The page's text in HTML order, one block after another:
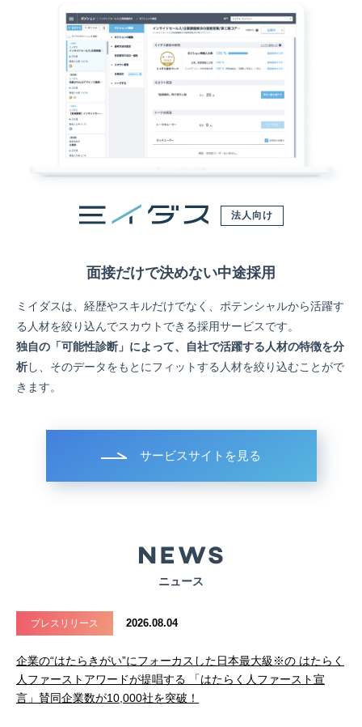
法人向け
面接だけで決めない中途採用
ミイダスは、経歴やスキルだけでなく、ポテンシャルから活躍す
る人材を絞り込んでスカウトできる採用サービスです。
独自の「可能性診断」によって、自社で活躍する人材の特徴を分
析し、そのデータをもとにフィットする人材を絞り込むことがで
きます。
サービスサイトを見る
ニュース
プレスリリース 2026.08.04
企業の“はたらきがい”にフォーカスした日本最大級※の はたらく
人ファーストアワードが提唱する 「はたらく人ファースト宣
言」賛同企業数が10,000社を突破！